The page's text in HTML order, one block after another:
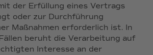
der Erfüllung eines Vertrags
oder zur Durchführung
Maßnahmen erforderlich ist. In
beruht die Verarbeitung auf
Interesse an der